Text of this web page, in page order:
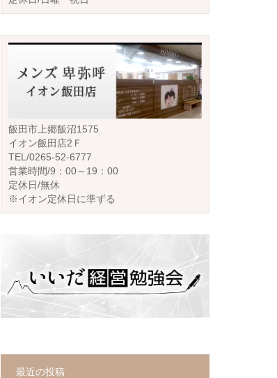
飯田市上郷飯沼1575
イオン飯田店2Ｆ
TEL/0265-52-6777
営業時間/9：00～19：00
定休日/無休
※イオン定休日に準ずる
最近の投稿